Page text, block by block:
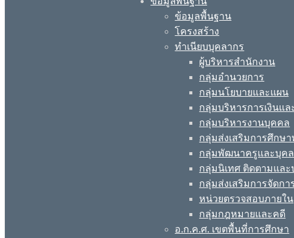
ข้อมูลพื้นฐาน
โครงสร้าง
ทำเนียบบุคลากร
ผู้บริหารสำนักงาน
กลุ่มอำนวยการ
กลุ่มนโยบายและแผน
กลุ่มบริหารการเงินแ
กลุ่มบริหารงานบุคคล
กลุ่มส่งเสริมการศึกษ
กลุ่มพัฒนาครูและบุคล
กลุ่มนิเทศ ติดตามและ
กลุ่มส่งเสริมการจัดกา
หน่วยตรวจสอบภายใน
กลุ่มกฎหมายและคดี
อ.ก.ค.ศ. เขตพื้นที่การศึกษา